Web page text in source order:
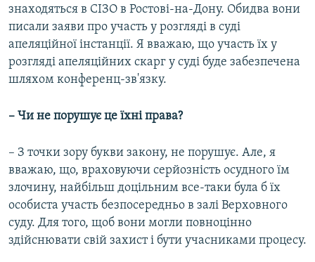
знаходяться в СІЗО в Ростові-на-Дону. Обидва вони
писали заяви про участь у розгляді в суді
апеляційної інстанції. Я вважаю, що участь їх у
розгляді апеляційних скарг у суді буде забезпечена
шляхом конференц-зв'язку.
– Чи не порушує це їхні права?
– З точки зору букви закону, не порушує. Але, я
вважаю, що, враховуючи серйозність осудного їм
злочину, найбільш доцільним все-таки була б їх
особиста участь безпосередньо в залі Верховного
суду. Для того, щоб вони могли повноцінно
здійснювати свій захист і бути учасниками процесу.